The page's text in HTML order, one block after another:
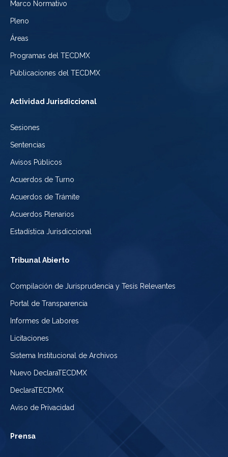
Marco Normativo
Pleno
Áreas
Programas del TECDMX
Publicaciones del TECDMX
Actividad Jurisdiccional
Sesiones
Sentencias
Avisos Públicos
Acuerdos de Turno
Acuerdos de Trámite
Acuerdos Plenarios
Estadística Jurisdiccional
Tribunal Abierto
Compilación de Jurisprudencia y Tesis Relevantes
Portal de Transparencia
Informes de Labores
Licitaciones
Sistema Institucional de Archivos
Nuevo DeclaraTECDMX
DeclaraTECDMX
Aviso de Privacidad
Prensa